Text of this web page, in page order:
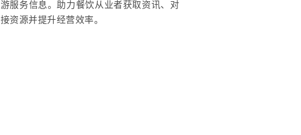
游服务信息。助力餐饮从业者获取资讯、对
接资源并提升经营效率。